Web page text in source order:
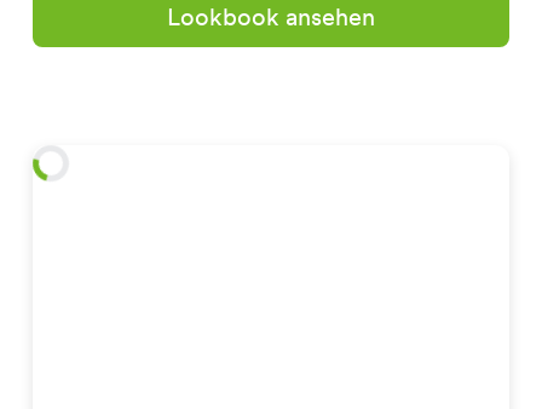
Lookbook ansehen